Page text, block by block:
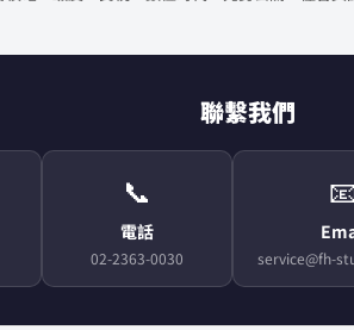
聯繫我們
📞
電話
02-2363-0030 service@fh-